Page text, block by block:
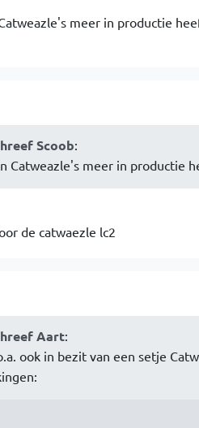
meer in productie
Scoob:
Catweazle's meer in productie
de catwaezle lc2
Aart:
ook in bezit van een setje